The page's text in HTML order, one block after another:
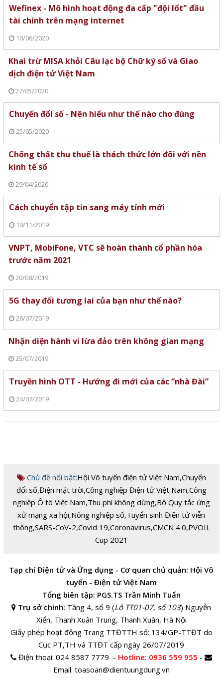
Wefinex - Mô hình hoạt động đa cấp "đội lốt" đầu
tài chính trên mạng internet
10/06/2020
Khai trừ MISA khỏi Câu lạc bộ Chữ ký số và Giao
dịch điện tử Việt Nam
27/05/2020
Chuyển đổi số - Nên hiểu như thế nào cho đúng
25/05/2020
Chống thất thu thuế là thách thức lớn đối với nền
kinh tế số
29/04/2020
Cách chuyển tập tin sang máy tính mới
10/11/2019
VNPT, MobiFone, VTC sẽ hoàn thành cổ phần hóa
trước năm 2021
20/08/2019
5G thay đổi tương lai của bạn như thế nào?
26/07/2019
Nhận diện hành vi lừa đảo trên không gian mạng
25/07/2019
Truyền hình OTT - Hướng đi mới của các “nhà Đài”
24/07/2019
Chủ đề nổi bật:Hội Vô tuyến điện tử Việt Nam,Chuyển
đổi số,Điện mặt trời,Công nghiệp Điện tử Việt Nam,Công
nghiệp Ô tô Việt Nam,Thu phí không dừng,Bộ Quy tắc ứng
xử mạng xã hội,Nông nghiệp số,Tuyển sinh Điện tử viễn
thông,SARS-CoV-2,Covid 19,Coronavirus,CMCN 4.0,PVOIL
Cup 2021
Tạp chí Điện tử và Ứng dụng - Cơ quan chủ quản: Hội Vô
tuyến - Điện tử Việt Nam
Tổng biên tập: PGS.TS Trần Minh Tuấn
Trụ sở chính: Tầng 4, số 9 (Lô TT01-07, số 103) Nguyễn
Xiển, Thanh Xuân Trung, Thanh Xuân, Hà Nội
Giấy phép hoạt động Trang TTĐTTH số: 134/GP-TTĐT do
Cục PT,TH và TTĐT cấp ngày 26/07/2019
Điện thoại:024 8587 7779 - Hotline: 0936 559 955 -
Email: toasoan@dientuungdung.vn